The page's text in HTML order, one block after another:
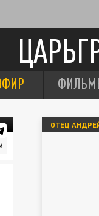
ОТЕЦ